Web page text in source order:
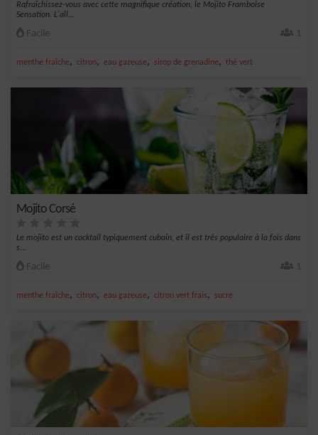
Rafraîchissez-vous avec cette magnifique création, le Mojito Framboise
Sensation. L'all...
Facile 1
menthe fraîche, citron, eau gazeuse, sirop de grenadine, thé vert
Mojito Corsé
Le mojito est un cocktail typiquement cubain, et il est très populaire à la fois dans
s...
Facile 1
menthe fraîche, citron, eau gazeuse, citron vert frais, sucre